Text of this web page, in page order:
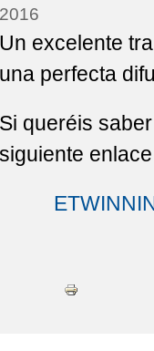
2016
Un excelente
una perfecta
Si queréis
siguiente